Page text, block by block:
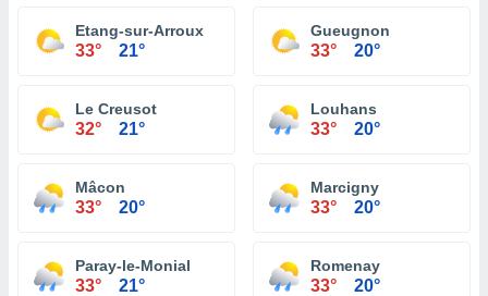
Etang-sur-Arroux
33° 21°
Gueugnon
33° 20°
Le Creusot
32° 21°
Louhans
33° 20°
Mâcon
33° 20°
Marcigny
33° 20°
Paray-le-Monial
33° 21°
Romenay
33° 20°